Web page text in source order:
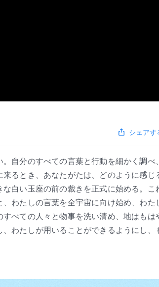
シェアす
自分のすべての言葉と行動を細かく調べ
るとき、あなたがたは、どのように感じ
白い玉座の前の裁きを正式に始める。こ
わたしの言葉を全宇宙に向け始め、わた
べての人々と物事を洗い清め、地はもは
わたしが用いることができるようにし、
根源を知らず、誰一人わたしの業のすば
う。すべての人の中で、誰が恐れない
時に、すべての上にある。今日、わたし